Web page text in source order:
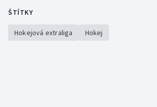
ŠTÍTKY
Hokejová extraliga Hokej